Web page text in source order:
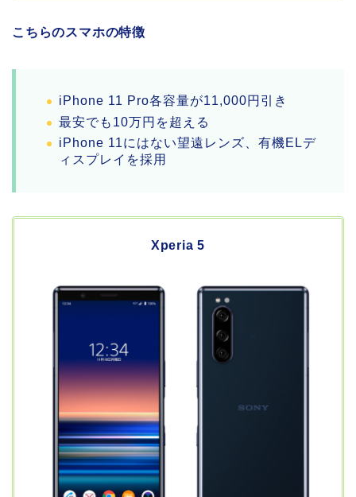
こちらのスマホの特徴
iPhone 11 Pro各容量が11,000円引き
最安でも10万円を超える
iPhone 11にはない望遠レンズ、有機ELデ
ィスプレイを採用
Xperia 5